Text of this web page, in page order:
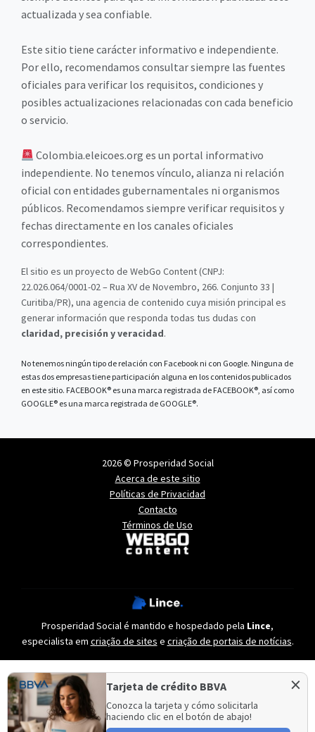
Tarjeta de crédito BBVA
Conozca la tarjeta y cómo solicitarla
haciendo clic en el botón de abajo!
×
actualizada y sea confiable.
Este sitio tiene carácter informativo e independiente.
Por ello, recomendamos consultar siempre las fuentes
oficiales para verificar los requisitos, condiciones y
posibles actualizaciones relacionadas con cada beneficio
o servicio.
Colombia.eleicoes.org es un portal informativo
independiente. No tenemos vínculo, alianza ni relación
oficial con entidades gubernamentales ni organismos
públicos. Recomendamos siempre verificar requisitos y
fechas directamente en los canales oficiales
correspondientes.
El sitio es un proyecto de WebGo Content (CNPJ:
22.026.064/0001-02 – Rua XV de Novembro, 266. Conjunto 33 |
Curitiba/PR), una agencia de contenido cuya misión principal es
generar información que responda todas tus dudas con
claridad, precisión y veracidad.
No tenemos ningún tipo de relación con Facebook ni con Google. Ninguna de
estas dos empresas tiene participación alguna en los contenidos publicados
en este sitio. FACEBOOK® es una marca registrada de FACEBOOK®, así como
GOOGLE® es una marca registrada de GOOGLE®.
2026 © Prosperidad Social
Acerca de este sitio
Políticas de Privacidad
Contacto
Términos de Uso
Prosperidad Social é mantido e hospedado pela Lince,
especialista em criação de sites e criação de portais de notícias.